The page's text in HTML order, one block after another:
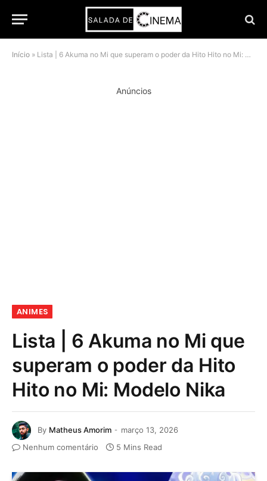
Início » Lista | 6 Akuma no Mi que superam o poder da Hito Hito no Mi: Modelo Nika
Anúncios
ANIMES
Lista | 6 Akuma no Mi que
superam o poder da Hito
Hito no Mi: Modelo Nika
By Matheus Amorim
março 13, 2026
Nenhum comentário
5 Mins Read